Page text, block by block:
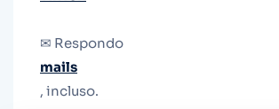
✉ Respondo
mails
, incluso.